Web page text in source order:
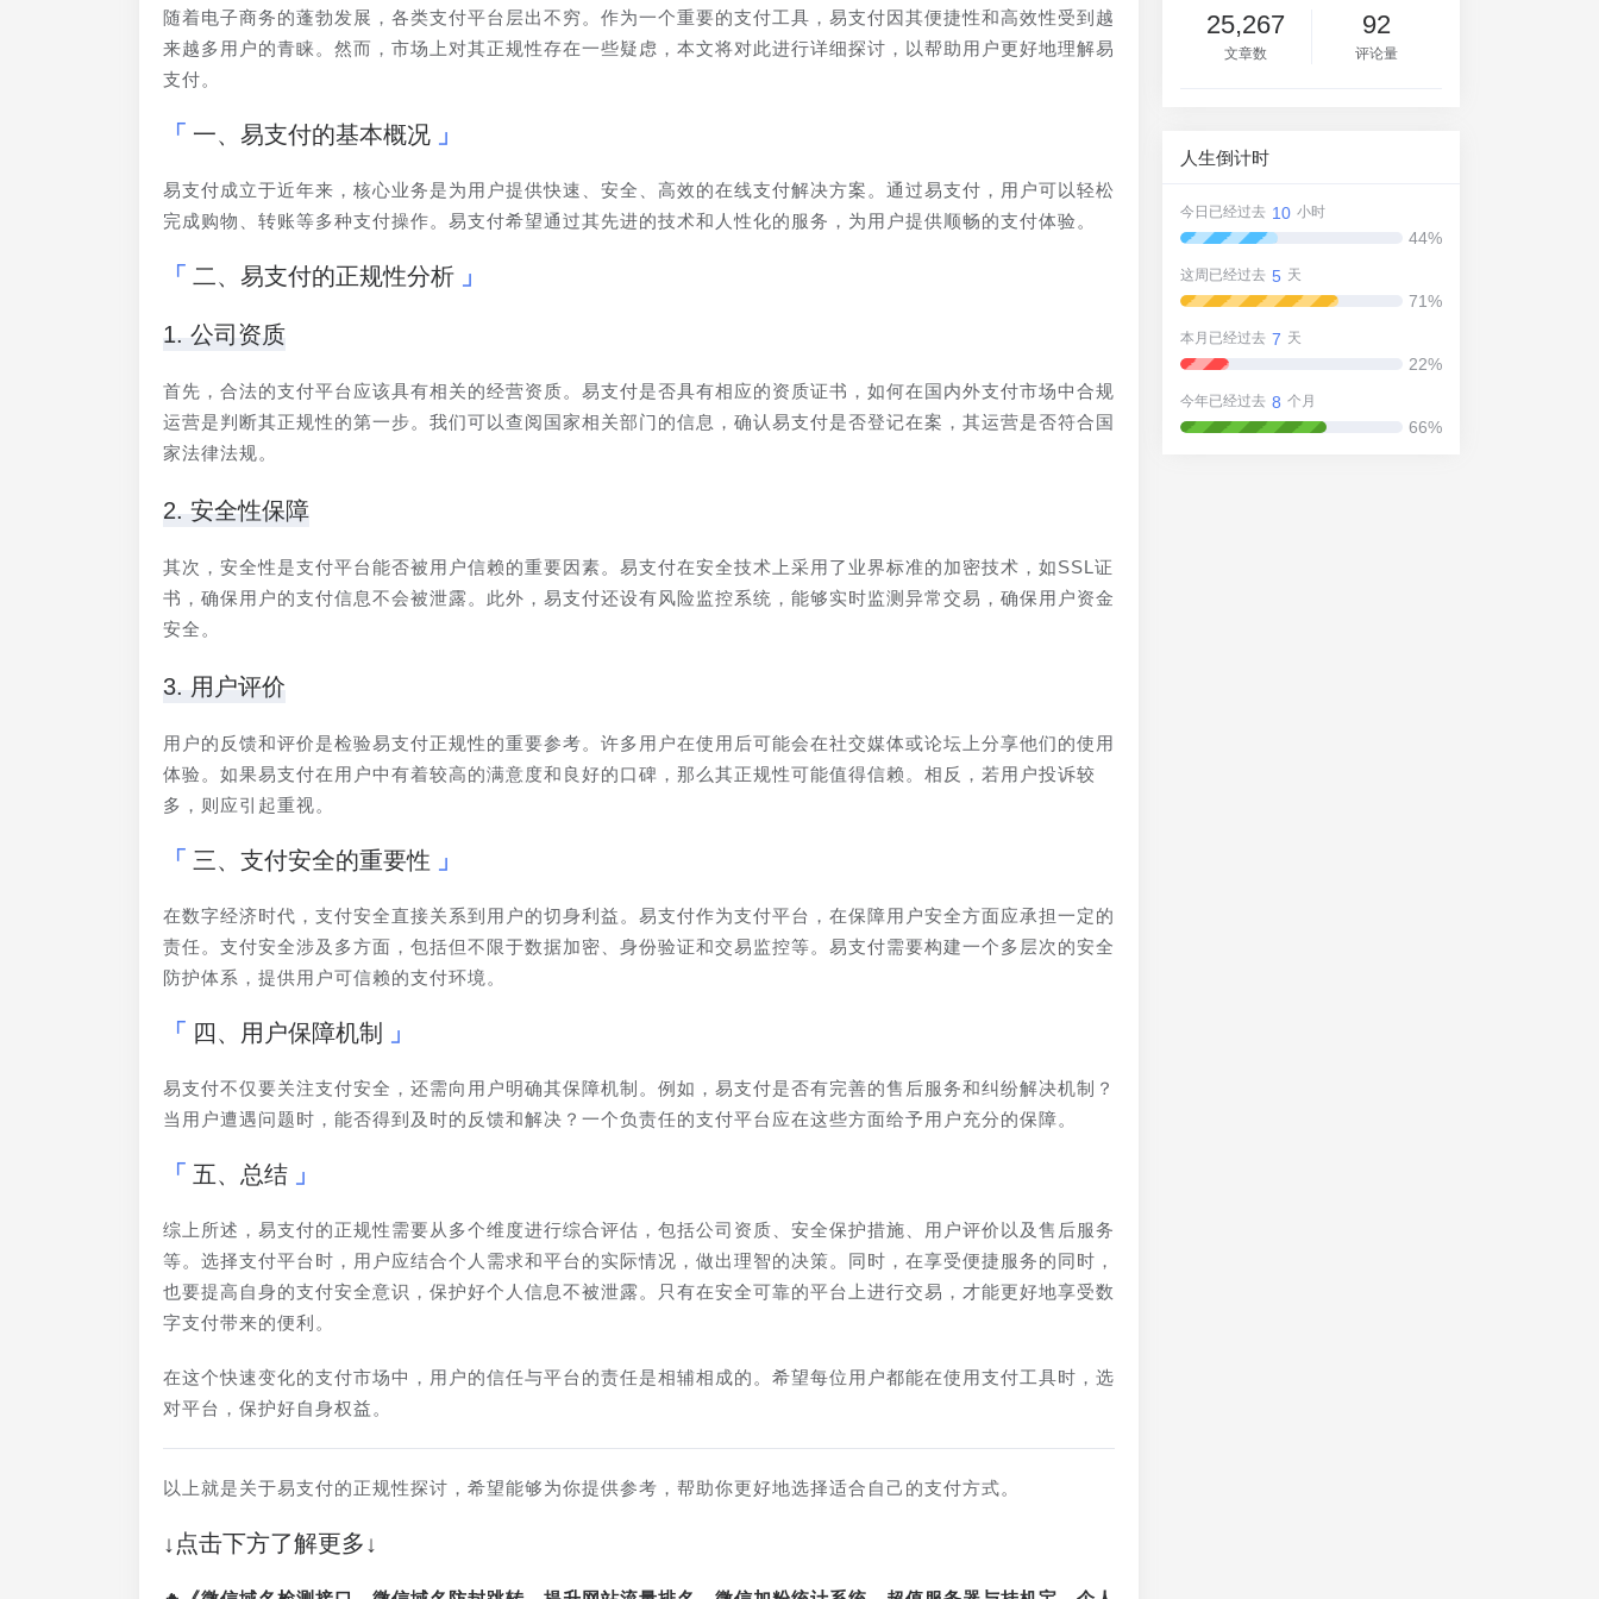
随着电子商务的蓬勃发展，各类支付平台层出不穷。作为一个重要的支付工具，易支付因其便捷性和高效性受到越
来越多用户的青睐。然而，市场上对其正规性存在一些疑虑，本文将对此进行详细探讨，以帮助用户更好地理解易
支付。
一、易支付的基本概况
易支付成立于近年来，核心业务是为用户提供快速、安全、高效的在线支付解决方案。通过易支付，用户可以轻松
完成购物、转账等多种支付操作。易支付希望通过其先进的技术和人性化的服务，为用户提供顺畅的支付体验。
二、易支付的正规性分析
1. 公司资质
首先，合法的支付平台应该具有相关的经营资质。易支付是否具有相应的资质证书，如何在国内外支付市场中合规
运营是判断其正规性的第一步。我们可以查阅国家相关部门的信息，确认易支付是否登记在案，其运营是否符合国
家法律法规。
2. 安全性保障
其次，安全性是支付平台能否被用户信赖的重要因素。易支付在安全技术上采用了业界标准的加密技术，如SSL证
书，确保用户的支付信息不会被泄露。此外，易支付还设有风险监控系统，能够实时监测异常交易，确保用户资金
安全。
3. 用户评价
用户的反馈和评价是检验易支付正规性的重要参考。许多用户在使用后可能会在社交媒体或论坛上分享他们的使用
体验。如果易支付在用户中有着较高的满意度和良好的口碑，那么其正规性可能值得信赖。相反，若用户投诉较
多，则应引起重视。
三、支付安全的重要性
在数字经济时代，支付安全直接关系到用户的切身利益。易支付作为支付平台，在保障用户安全方面应承担一定的
责任。支付安全涉及多方面，包括但不限于数据加密、身份验证和交易监控等。易支付需要构建一个多层次的安全
防护体系，提供用户可信赖的支付环境。
四、用户保障机制
易支付不仅要关注支付安全，还需向用户明确其保障机制。例如，易支付是否有完善的售后服务和纠纷解决机制？
当用户遭遇问题时，能否得到及时的反馈和解决？一个负责任的支付平台应在这些方面给予用户充分的保障。
五、总结
综上所述，易支付的正规性需要从多个维度进行综合评估，包括公司资质、安全保护措施、用户评价以及售后服务
等。选择支付平台时，用户应结合个人需求和平台的实际情况，做出理智的决策。同时，在享受便捷服务的同时，
也要提高自身的支付安全意识，保护好个人信息不被泄露。只有在安全可靠的平台上进行交易，才能更好地享受数
字支付带来的便利。
在这个快速变化的支付市场中，用户的信任与平台的责任是相辅相成的。希望每位用户都能在使用支付工具时，选
对平台，保护好自身权益。
以上就是关于易支付的正规性探讨，希望能够为你提供参考，帮助你更好地选择适合自己的支付方式。
↓点击下方了解更多↓
25,267
文章数
92
评论量
人生倒计时
今日已经过去 10 小时
44%
这周已经过去 5 天
71%
本月已经过去 7 天
22%
今年已经过去 8 个月
66%